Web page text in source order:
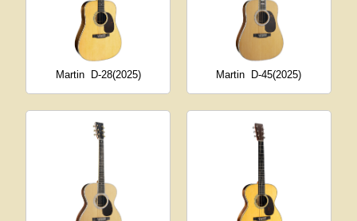
Martin D-28(2025) Martin D-45(2025)